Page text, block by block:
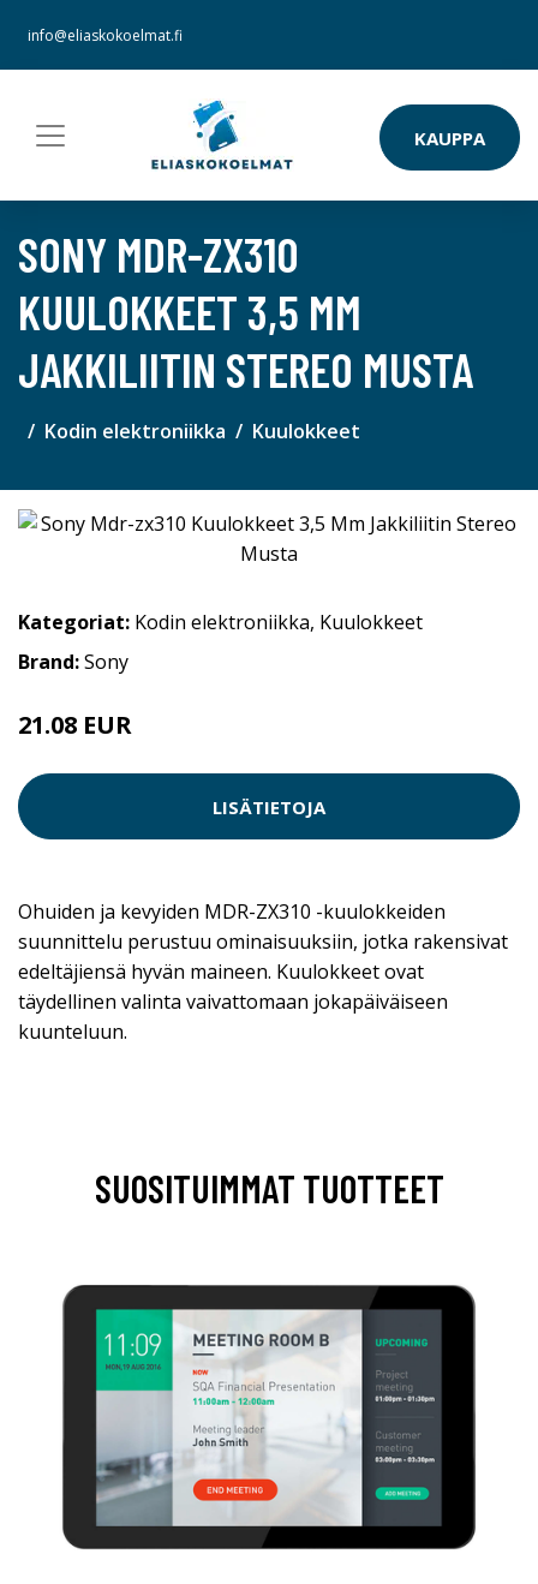
info@eliaskokoelmat.fi
KAUPPA
SONY MDR-ZX310
KUULOKKEET 3,5 MM
JAKKILIITIN STEREO MUSTA
Kodin elektroniikka Kuulokkeet
Kategoriat: Kodin elektroniikka, Kuulokkeet
Brand:Sony
21.08 EUR
LISÄTIETOJA
Ohuiden ja kevyiden MDR-ZX310 -kuulokkeiden
suunnittelu perustuu ominaisuuksiin, jotka rakensivat
edeltäjiensä hyvän maineen. Kuulokkeet ovat
täydellinen valinta vaivattomaan jokapäiväiseen
kuunteluun.
SUOSITUIMMAT TUOTTEET